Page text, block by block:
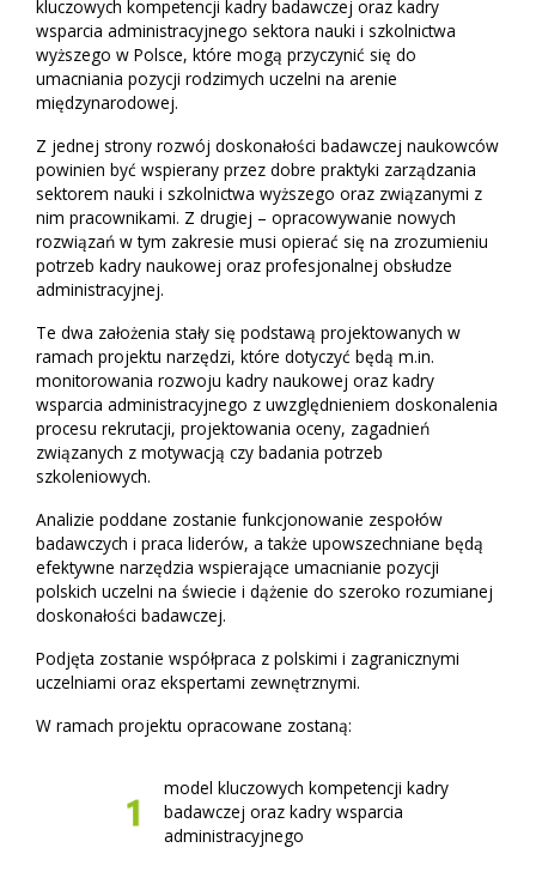
kluczowych kompetencji kadry badawczej oraz kadry
wsparcia administracyjnego sektora nauki i szkolnictwa
wyższego w Polsce, które mogą przyczynić się do
umacniania pozycji rodzimych uczelni na arenie
międzynarodowej.
Z jednej strony rozwój doskonałości badawczej naukowców
powinien być wspierany przez dobre praktyki zarządzania
sektorem nauki i szkolnictwa wyższego oraz związanymi z
nim pracownikami. Z drugiej – opracowywanie nowych
rozwiązań w tym zakresie musi opierać się na zrozumieniu
potrzeb kadry naukowej oraz profesjonalnej obsłudze
administracyjnej.
Te dwa założenia stały się podstawą projektowanych w
ramach projektu narzędzi, które dotyczyć będą m.in.
monitorowania rozwoju kadry naukowej oraz kadry
wsparcia administracyjnego z uwzględnieniem doskonalenia
procesu rekrutacji, projektowania oceny, zagadnień
związanych z motywacją czy badania potrzeb
szkoleniowych.
Analizie poddane zostanie funkcjonowanie zespołów
badawczych i praca liderów, a także upowszechniane będą
efektywne narzędzia wspierające umacnianie pozycji
polskich uczelni na świecie i dążenie do szeroko rozumianej
doskonałości badawczej.
Podjęta zostanie współpraca z polskimi i zagranicznymi
uczelniami oraz ekspertami zewnętrznymi.
W ramach projektu opracowane zostaną:
model kluczowych kompetencji kadry
badawczej oraz kadry wsparcia
administracyjnego